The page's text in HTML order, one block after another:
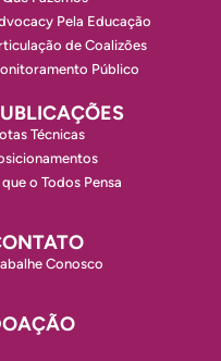
Pela Educação
de Coalizões
Público
Técnicas
o Todos Pensa
Conosco